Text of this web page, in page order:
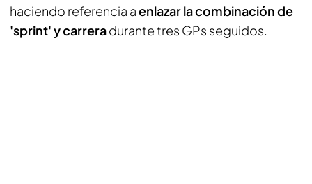
haciendo referencia aenlazar la combinación de
'sprint' y carreradurante tres GPs seguidos.